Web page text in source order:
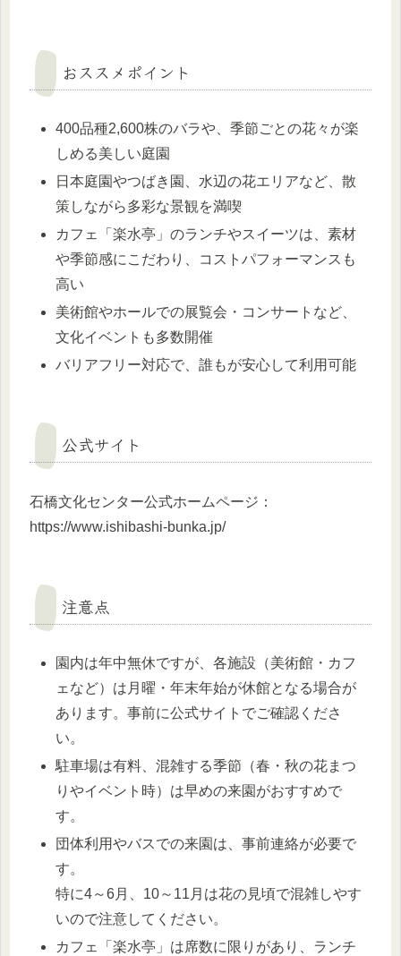
おススメポイント
400品種2,600株のバラや、季節ごとの花々が楽
しめる美しい庭園
日本庭園やつばき園、水辺の花エリアなど、散
策しながら多彩な景観を満喫
カフェ「楽水亭」のランチやスイーツは、素材
や季節感にこだわり、コストパフォーマンスも
高い
美術館やホールでの展覧会・コンサートなど、
文化イベントも多数開催
バリアフリー対応で、誰もが安心して利用可能
公式サイト
石橋文化センター公式ホームページ：
https://www.ishibashi-bunka.jp/
注意点
園内は年中無休ですが、各施設（美術館・カフ
ェなど）は月曜・年末年始が休館となる場合が
あります。事前に公式サイトでご確認くださ
い。
駐車場は有料、混雑する季節（春・秋の花まつ
りやイベント時）は早めの来園がおすすめで
す。
団体利用やバスでの来園は、事前連絡が必要で
す。
特に4～6月、10～11月は花の見頃で混雑しやす
いので注意してください。
カフェ「楽水亭」は席数に限りがあり、ランチ